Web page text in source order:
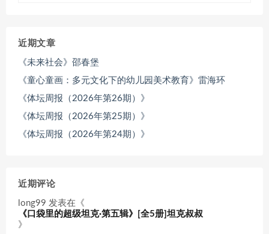
近期文章
《未来社会》邵春堡
《童心童画：多元文化下的幼儿园美术教育》雷海环
《体坛周报（2026年第26期）》
《体坛周报（2026年第25期）》
《体坛周报（2026年第24期）》
近期评论
long99 发表在《
《口袋里的超级坦克·第五辑》[全5册]坦克叔叔
》